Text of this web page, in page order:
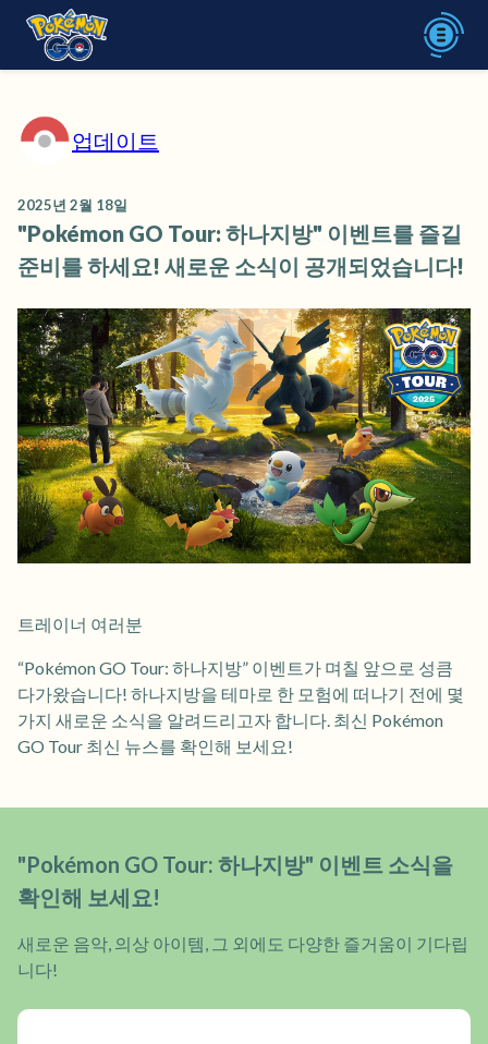
업데이트
2025년 2월 18일
"Pokémon GO Tour: 하나지방" 이벤트를 즐길
준비를 하세요! 새로운 소식이 공개되었습니다!
트레이너 여러분
“Pokémon GO Tour: 하나지방” 이벤트가 며칠 앞으로 성큼
다가왔습니다! 하나지방을 테마로 한 모험에 떠나기 전에 몇
가지 새로운 소식을 알려드리고자 합니다. 최신 Pokémon
GO Tour 최신 뉴스를 확인해 보세요!
"Pokémon GO Tour: 하나지방" 이벤트 소식을
확인해 보세요!
새로운 음악, 의상 아이템, 그 외에도 다양한 즐거움이 기다립
니다!